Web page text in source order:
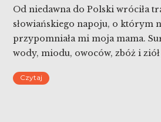
Od niedawna do Polski wróciła
słowiańskiego napoju, o którym
przypomniała mi moja mama.
wody, miodu, owoców, zbóż i
upałów. Jego przygotowanie jest
Czytaj